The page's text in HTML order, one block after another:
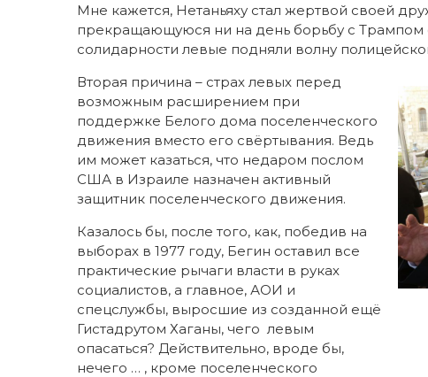
Мне кажется, Нетаньяху стал жертвой своей
прекращающуюся ни на день борьбу с Трампом
солидарности левые подняли волну
Вторая причина – страх левых перед
возможным расширением при
поддержке Белого дома поселенческого
движения вместо его свёртывания. Ведь
им может казаться, что недаром послом
США в Израиле назначен активный
защитник поселенческого движения.
Казалось бы, после того, как, победив на
выборах в 1977 году, Бегин оставил все
практические рычаги власти в руках
социалистов, а главное, АОИ и
спецслужбы, выросшие из созданной ещё
Гистадрутом Хаганы, чего левым
опасаться? Действительно, вроде бы,
нечего … , кроме поселенческого